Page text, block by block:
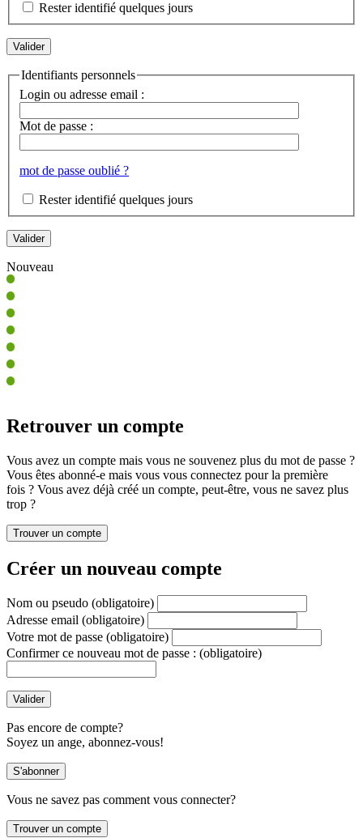
Rester identifié quelques jours
Identifiants personnels
Login ou adresse email :
Mot de passe :
mot de passe oublié ?
Rester identifié quelques jours
Nouveau
Retrouver un compte
Vous avez un compte mais vous ne souvenez plus du mot de passe ?
Vous êtes abonné-e mais vous vous connectez pour la première
fois ? Vous avez déjà créé un compte, peut-être, vous ne savez plus
trop ?
Créer un nouveau compte
Nom ou pseudo (obligatoire)
Adresse email (obligatoire)
Votre mot de passe (obligatoire)
Confirmer ce nouveau mot de passe : (obligatoire)
Pas encore de compte?
Soyez un ange, abonnez-vous!
Vous ne savez pas comment vous connecter?